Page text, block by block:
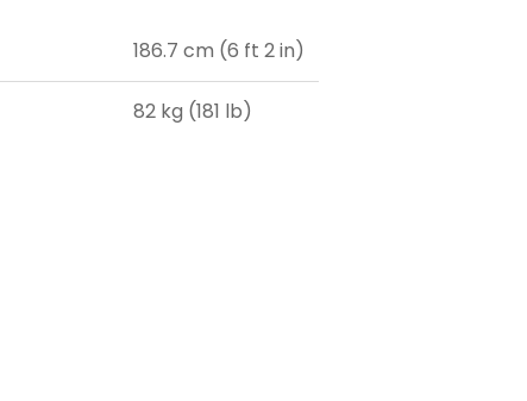
186.7 cm (6 ft 2 in)
82 kg (181 lb)